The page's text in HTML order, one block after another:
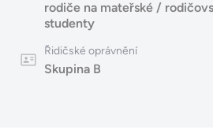
rodiče na mateřské /
studenty
Řidičské oprávnění
Skupina B